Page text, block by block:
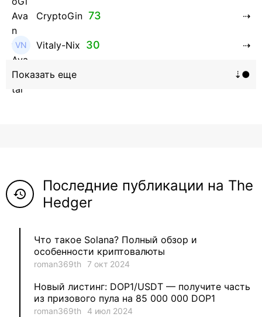
CryptoGin 73
Vitaly-Nix 30
Hanna_Zolo4evskaya
Neftegrad 5
Evgeniy 3
aleksandr-es 2
history
Последние публикации на The
Hedger
Что такое Solana? Полный обзор и
особенности криптовалюты
roman369th 7 окт 2024
Новый листинг: DOP1/USDT — получите часть
из призового пула на 85 000 000 DOP1
roman369th 4 июл 2024